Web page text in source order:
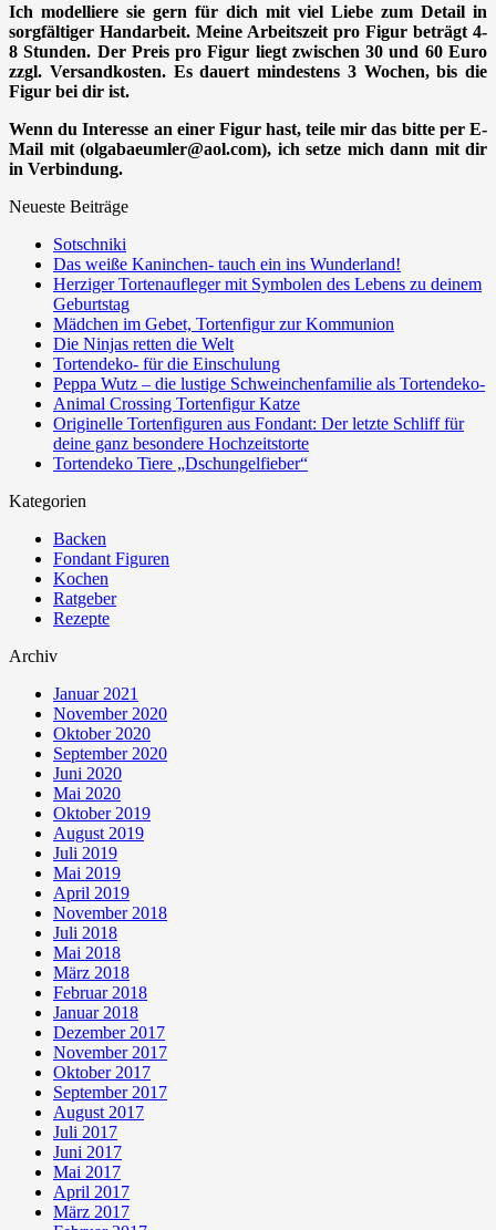
Ich modelliere sie gern für dich mit viel Liebe zum Detail in
sorgfältiger Handarbeit. Meine Arbeitszeit pro Figur beträgt 4-
8 Stunden. Der Preis pro Figur liegt zwischen 30 und 60 Euro
zzgl. Versandkosten. Es dauert mindestens 3 Wochen, bis die
Figur bei dir ist.
Wenn du Interesse an einer Figur hast, teile mir das bitte per E-
Mail mit (olgabaeumler@aol.com), ich setze mich dann mit dir
in Verbindung.
Neueste Beiträge
Sotschniki
Das weiße Kaninchen- tauch ein ins Wunderland!
Herziger Tortenaufleger mit Symbolen des Lebens zu deinem
Geburtstag
Mädchen im Gebet, Tortenfigur zur Kommunion
Die Ninjas retten die Welt
Tortendeko- für die Einschulung
Peppa Wutz – die lustige Schweinchenfamilie als Tortendeko-
Animal Crossing Tortenfigur Katze
Originelle Tortenfiguren aus Fondant: Der letzte Schliff für
deine ganz besondere Hochzeitstorte
Tortendeko Tiere „Dschungelfieber“
Kategorien
Backen
Fondant Figuren
Kochen
Ratgeber
Rezepte
Archiv
Januar 2021
November 2020
Oktober 2020
September 2020
Juni 2020
Mai 2020
Oktober 2019
August 2019
Juli 2019
Mai 2019
April 2019
November 2018
Juli 2018
Mai 2018
März 2018
Februar 2018
Januar 2018
Dezember 2017
November 2017
Oktober 2017
September 2017
August 2017
Juli 2017
Juni 2017
Mai 2017
April 2017
März 2017